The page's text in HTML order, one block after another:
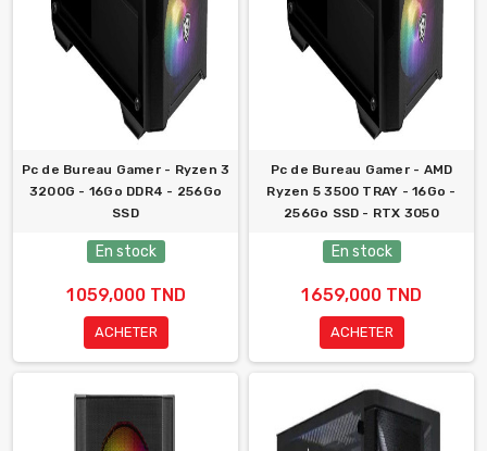
Pc de Bureau Gamer - Ryzen 3
3200G - 16Go DDR4 - 256Go
SSD
En stock
1 059,000 TND
ACHETER
Pc de Bureau Gamer - AMD
Ryzen 5 3500 TRAY - 16Go -
256Go SSD - RTX 3050
En stock
1 659,000 TND
ACHETER